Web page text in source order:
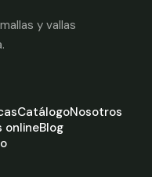
y vallas
CatálogoNosotros
onlineBlog